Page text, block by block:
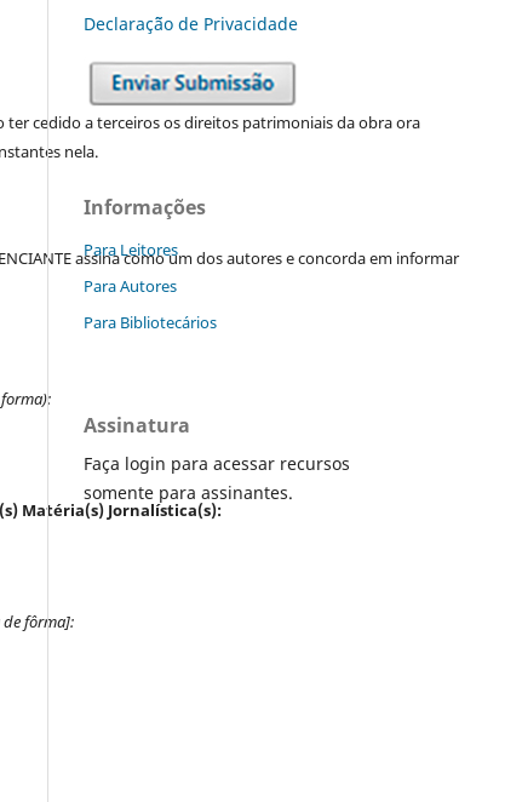
ter cedido a terceiros os direitos patrimoniais da obra ora
nela.
assina como um dos autores e concorda em informar
Matéria(s) Jornalística(s):
de fôrma]:
Declaraç˜ão de Privacidade
Informações
Para Leitores
Para Autores
Para Bibliotecários
Assinatura
Faça login para acessar recursos
somente para assinantes.